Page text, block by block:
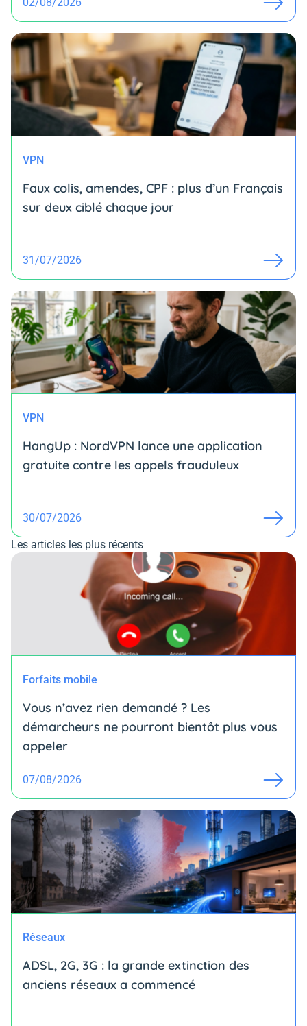
VPN
Faux colis, amendes, CPF : plus d’un Français
sur deux ciblé chaque jour
31/07/2026
VPN
HangUp : NordVPN lance une application
gratuite contre les appels frauduleux
30/07/2026
Les articles les plus récents
Forfaits mobile
Vous n’avez rien demandé ? Les
démarcheurs ne pourront bientôt plus vous
appeler
07/08/2026
Réseaux
ADSL, 2G, 3G : la grande extinction des
anciens réseaux a commencé